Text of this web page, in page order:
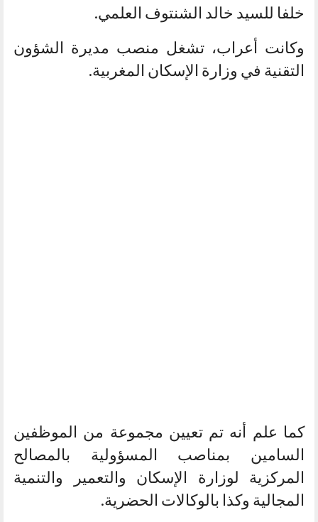
خلفا للسيد خالد الشنتوف العلمي.
وكانت أعراب، تشغل منصب مديرة الشؤون
التقنية في وزارة الإسكان المغربية.
كما علم أنه تم تعيين مجموعة من الموظفين
السامين بمناصب المسؤولية بالمصالح
المركزية لوزارة الإسكان والتعمير والتنمية
المجالية وكذا بالوكالات الحضرية.